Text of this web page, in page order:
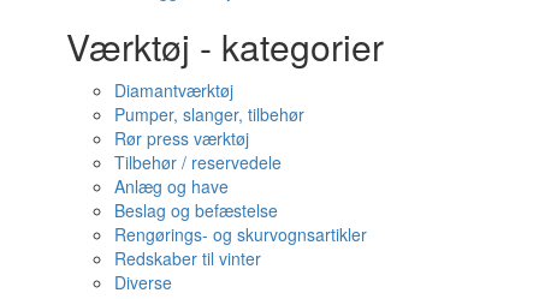
Værktøj - kategorier
Diamantværktøj
Pumper, slanger, tilbehør
Rør press værktøj
Tilbehør / reservedele
Anlæg og have
Beslag og befæstelse
Rengørings- og skurvognsartikler
Redskaber til vinter
Diverse